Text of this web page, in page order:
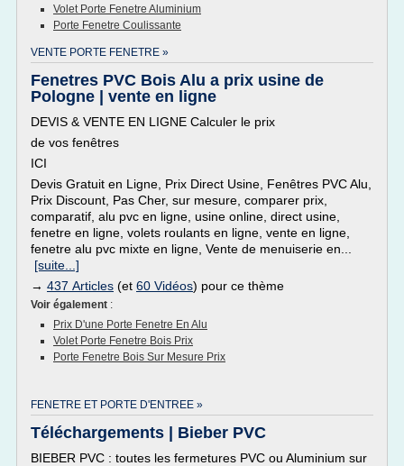
Volet Porte Fenetre Aluminium
Porte Fenetre Coulissante
VENTE PORTE FENETRE »
Fenetres PVC Bois Alu a prix usine de
Pologne | vente en ligne
DEVIS & VENTE EN LIGNE Calculer le prix
de vos fenêtres
ICI
Devis Gratuit en Ligne, Prix Direct Usine, Fenêtres PVC Alu,
Prix Discount, Pas Cher, sur mesure, comparer prix,
comparatif, alu pvc en ligne, usine online, direct usine,
fenetre en ligne, volets roulants en ligne, vente en ligne,
fenetre alu pvc mixte en ligne, Vente de menuiserie en...
[suite...]
→ 437 Articles (et 60 Vidéos) pour ce thème
Voir également :
Prix D'une Porte Fenetre En Alu
Volet Porte Fenetre Bois Prix
Porte Fenetre Bois Sur Mesure Prix
FENETRE ET PORTE D'ENTREE »
Téléchargements | Bieber PVC
BIEBER PVC : toutes les fermetures PVC ou Aluminium sur